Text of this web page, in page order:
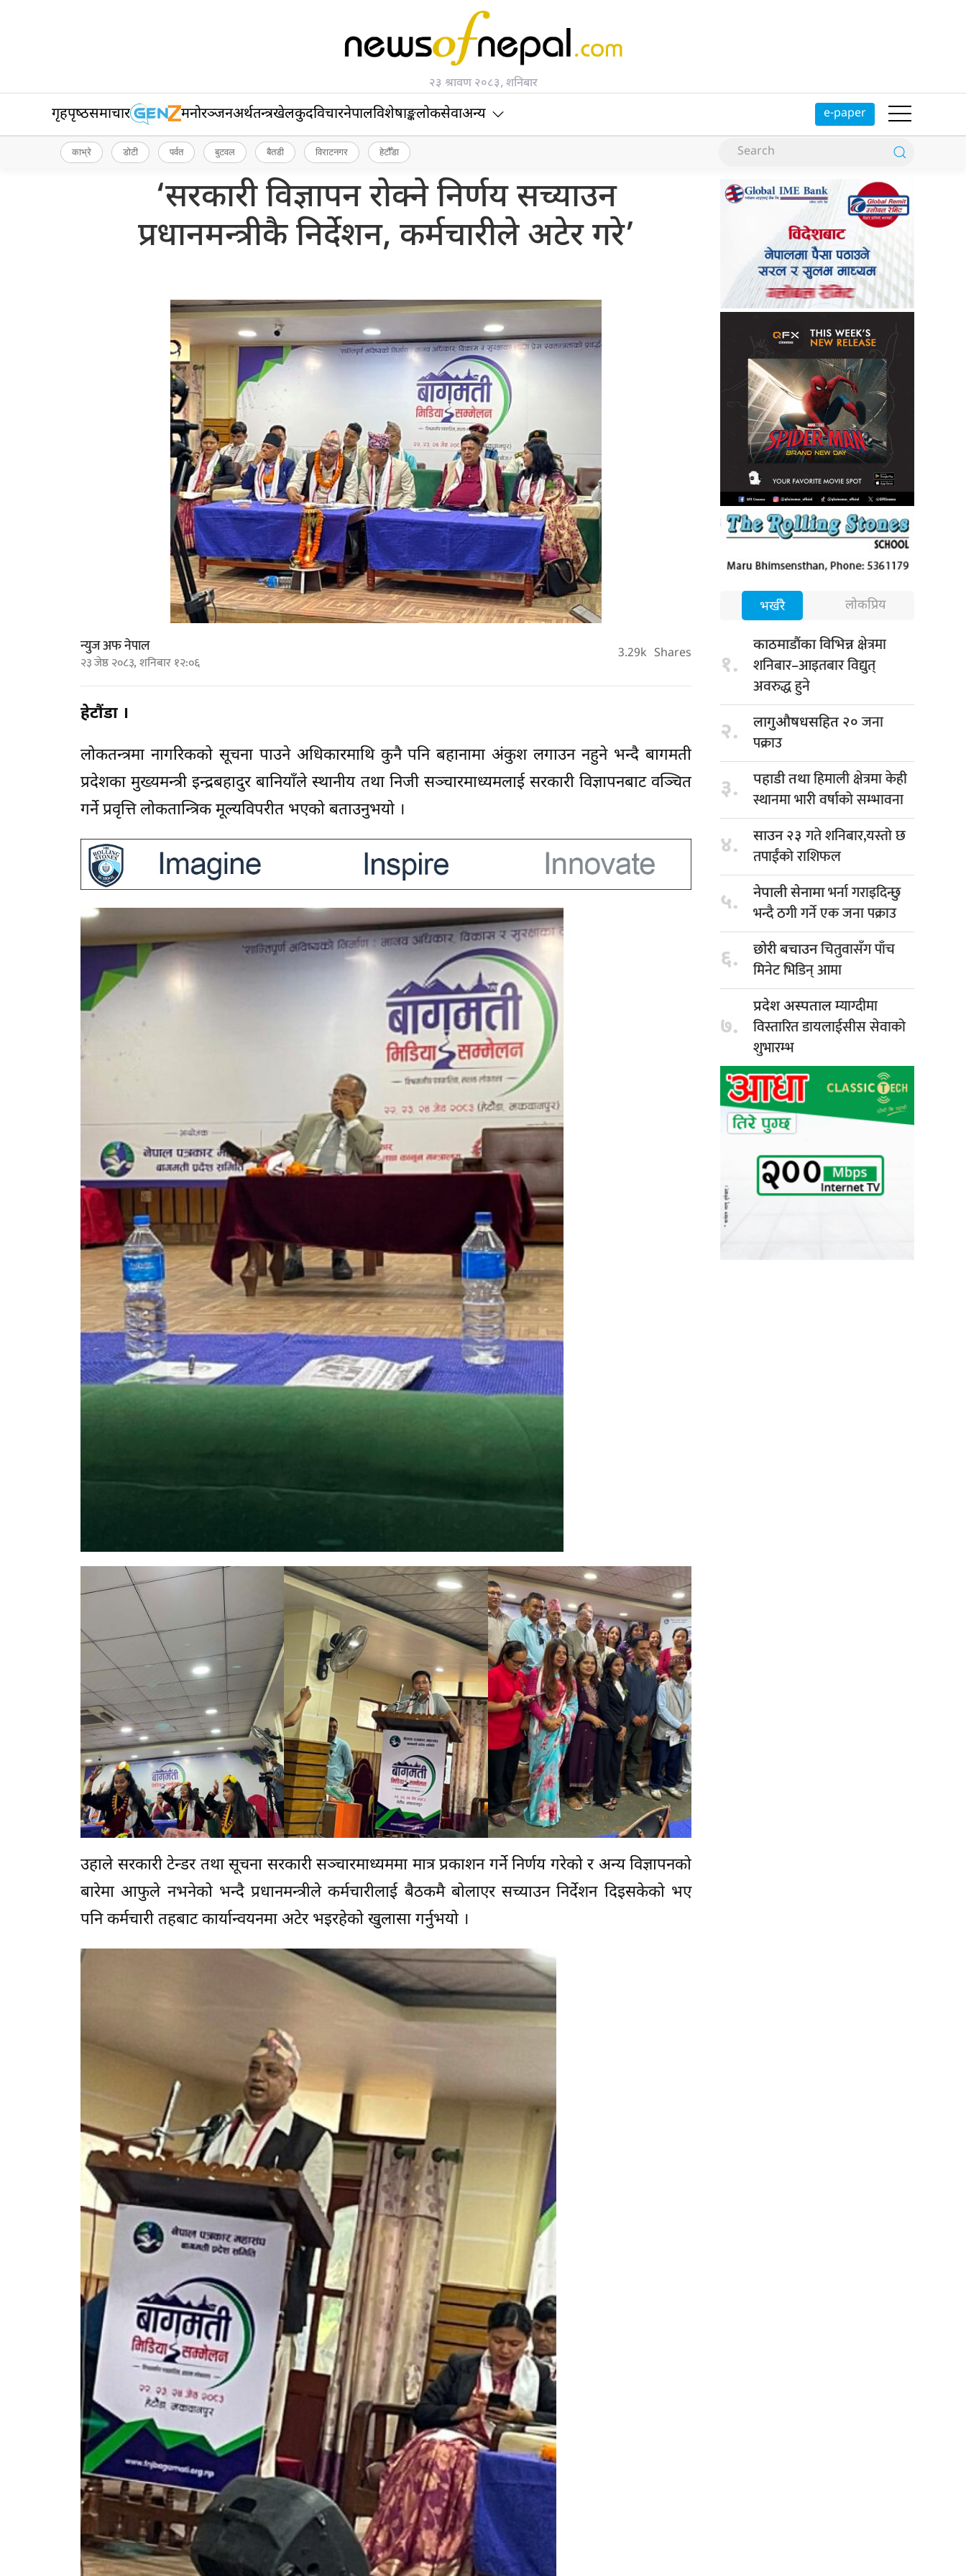
२३ श्रावण २०८३, शनिबार
गृहपृष्‍ठसमाचार मनोरञ्जनअर्थतन्त्रखेलकुदविचारनेपालविशेषाङ्कलोकसेवाअन्य e-paper
काभ्रे डोटी पर्वत बुटवल बैतडी विराटनगर हेटौँडा
‘सरकारी विज्ञापन रोक्ने निर्णय सच्याउन
प्रधानमन्त्रीकै निर्देशन, कर्मचारीले अटेर गरे’
न्युज अफ नेपाल
२३ जेष्ठ २०८३, शनिबार १२:०६ 3.29k Shares
हेटौंडा ।
लोकतन्त्रमा नागरिकको सूचना पाउने अधिकारमाथि कुनै पनि बहानामा अंकुश लगाउन नहुने भन्दै बागमती
प्रदेशका मुख्यमन्त्री इन्द्रबहादुर बानियाँले स्थानीय तथा निजी सञ्चारमाध्यमलाई सरकारी विज्ञापनबाट वञ्चित
गर्ने प्रवृत्ति लोकतान्त्रिक मूल्यविपरीत भएको बताउनुभयो ।
उहाले सरकारी टेन्डर तथा सूचना सरकारी सञ्चारमाध्यममा मात्र प्रकाशन गर्ने निर्णय गरेको र अन्य विज्ञापनको
बारेमा आफुले नभनेको भन्दै प्रधानमन्त्रीले कर्मचारीलाई बैठकमै बोलाएर सच्याउन निर्देशन दिइसकेको भए
पनि कर्मचारी तहबाट कार्यान्वयनमा अटेर भइरहेको खुलासा गर्नुभयो ।
भर्खरै लोकप्रिय
१.
काठमाडौंका विभिन्नक्षेत्रमा
शनिबार–आइतबार विद्युत्
अवरुद्ध हुने
२. लागुऔषधसहित २०जना
पक्राउ
३. पहाडी तथाहिमाली क्षेत्रमा केही
स्थानमा भारी वर्षाको सम्भावना
४. साउन २३गते शनिबार,यस्तो छ
तपाईंको राशिफल
५. नेपाली सेनामाभर्ना गराइदिन्छु
भन्दै ठगी गर्ने एक जना पक्राउ
६. छोरी बचाउनचितुवासँग पाँच
मिनेट भिडिन् आमा
७.
प्रदेश अस्पतालम्याग्दीमा
विस्तारित डायलाईसीस सेवाको
शुभारम्भ